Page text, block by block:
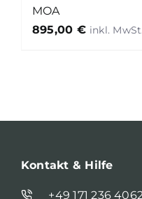
MOA
895,00 €
Kontakt & Hilfe
+49 171 236